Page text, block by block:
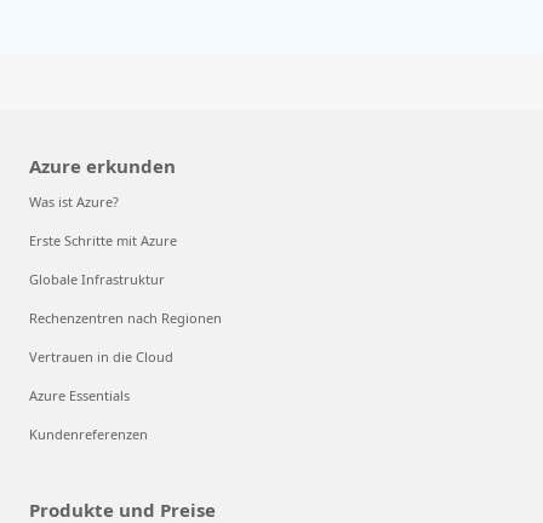
Azure erkunden
Was ist Azure?
Erste Schritte mit Azure
Globale Infrastruktur
Rechenzentren nach Regionen
Vertrauen in die Cloud
Azure Essentials
Kundenreferenzen
Produkte und Preise